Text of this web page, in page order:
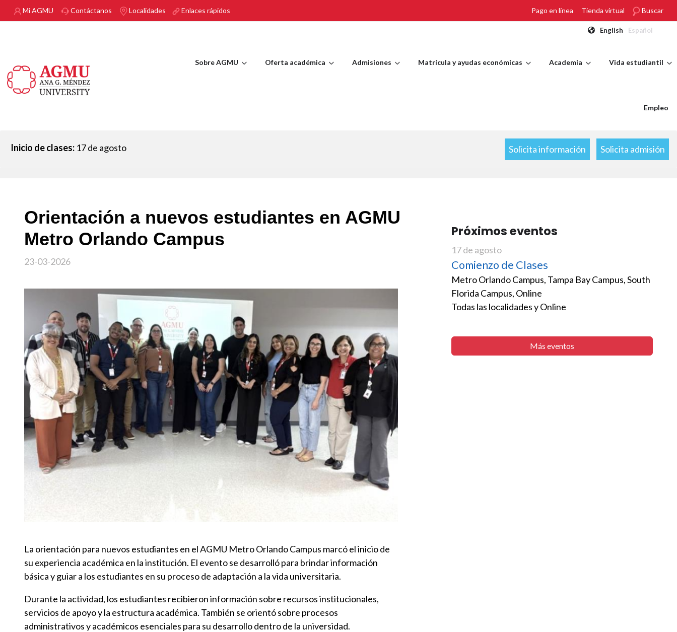
Pasar al contenido principal
Mi AGMU Contáctanos Localidades Enlaces rápidos Pago en línea Tienda virtual Buscar
English Español
Sobre AGMU Oferta académica Admisiones Matrícula y ayudas económicas Academia Vida estudiantil
Empleo
Inicio de clases: 17 de agosto Solicita información Solicita admisión
Orientación a nuevos estudiantes en AGMU
Metro Orlando Campus
23-03-2026
La orientación para nuevos estudiantes en el AGMU Metro Orlando Campus marcó el inicio de
su experiencia académica en la institución. El evento se desarrolló para brindar información
básica y guiar a los estudiantes en su proceso de adaptación a la vida universitaria.
Durante la actividad, los estudiantes recibieron información sobre recursos institucionales,
servicios de apoyo y la estructura académica. También se orientó sobre procesos
administrativos y académicos esenciales para su desarrollo dentro de la universidad.
Próximos eventos
17 de agosto
Comienzo de Clases
Metro Orlando Campus, Tampa Bay Campus, South
Florida Campus, Online
Todas las localidades y Online
Más eventos